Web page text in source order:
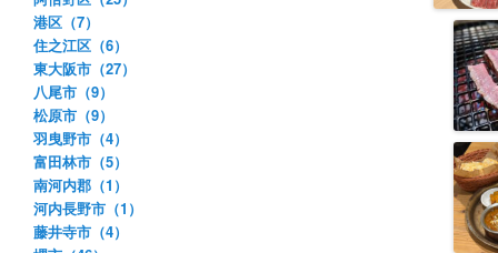
港区（7）
住之江区（6）
東大阪市（27）
八尾市（9）
松原市（9）
羽曳野市（4）
富田林市（5）
南河内郡（1）
河内長野市（1）
藤井寺市（4）